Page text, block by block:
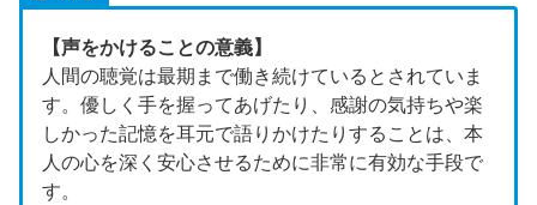
【声をかけることの意義】
人間の聴覚は最期まで働き続けているとされていま
す。優しく手を握ってあげたり、感謝の気持ちや楽
しかった記憶を耳元で語りかけたりすることは、本
人の心を深く安心させるために非常に有効な手段で
す。